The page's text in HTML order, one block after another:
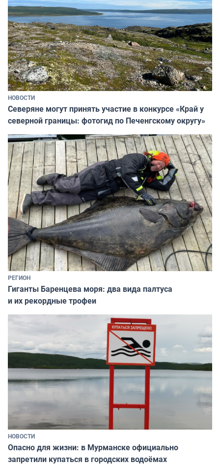
НОВОСТИ
Северяне могут принять участие в конкурсе «Край у
северной границы: фотогид по Печенгскому округу»
РЕГИОН
Гиганты Баренцева моря: два вида палтуса
и их рекордные трофеи
НОВОСТИ
Опасно для жизни: в Мурманске официально
запретили купаться в городских водоёмах